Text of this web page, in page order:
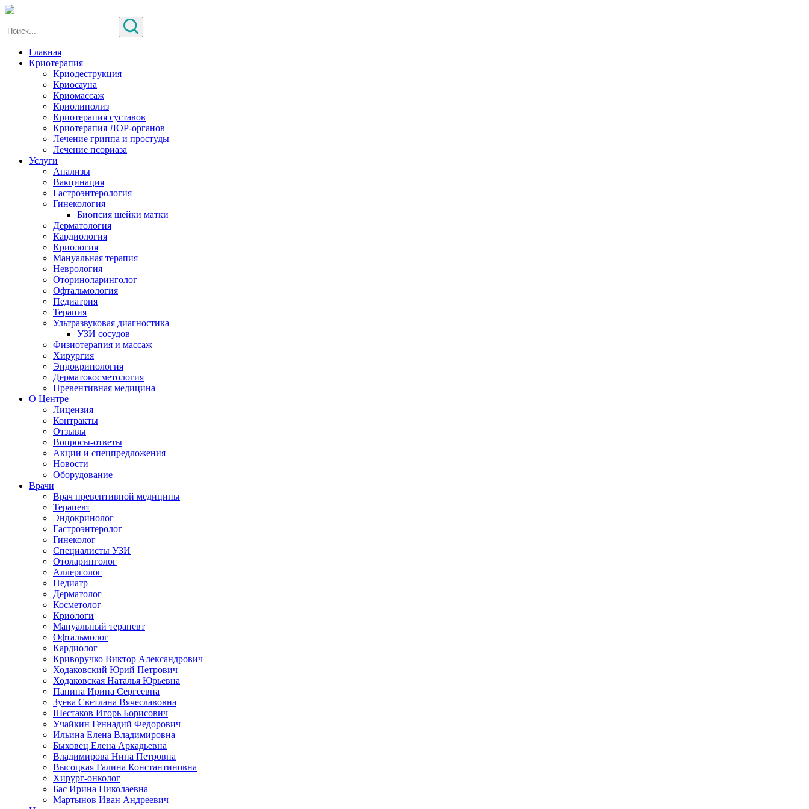
Главная
Криотерапия
Криодеструкция
Криосауна
Криомассаж
Криолиполиз
Криотерапия суставов
Криотерапия ЛОР-органов
Лечение гриппа и простуды
Лечение псориаза
Услуги
Анализы
Вакцинация
Гастроэнтерология
Гинекология
Биопсия шейки матки
Дерматология
Кардиология
Криология
Мануальная терапия
Неврология
Оториноларинголог
Офтальмология
Педиатрия
Терапия
Ультразвуковая диагностика
УЗИ сосудов
Физиотерапия и массаж
Хирургия
Эндокринология
Дерматокосметология
Превентивная медицина
О Центре
Лицензия
Контракты
Отзывы
Вопросы-ответы
Акции и спецпредложения
Новости
Оборудование
Врачи
Врач превентивной медицины
Терапевт
Эндокринолог
Гастроэнтеролог
Гинеколог
Специалисты УЗИ
Отоларинголог
Аллерголог
Педиатр
Дерматолог
Косметолог
Криологи
Мануальный терапевт
Офтальмолог
Кардиолог
Криворучко Виктор Александрович
Ходаковский Юрий Петрович
Ходаковская Наталья Юрьевна
Панина Ирина Сергеевна
Зуева Светлана Вячеславовна
Шестаков Игорь Борисович
Учайкин Геннадий Федорович
Ильина Елена Владимировна
Быховец Елена Аркадьевна
Владимирова Нина Петровна
Высоцкая Галина Константиновна
Хирург-онколог
Бас Ирина Николаевна
Мартынов Иван Андреевич